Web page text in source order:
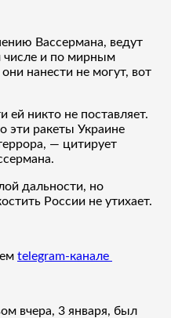
Вассермана, ведут
числе и по мирным
нанести не могут, вот
ей никто не поставляет.
эти ракеты Украине
— цитирует
дальности, но
России не утихает.
telegram-канале
вчера, 3 января, был